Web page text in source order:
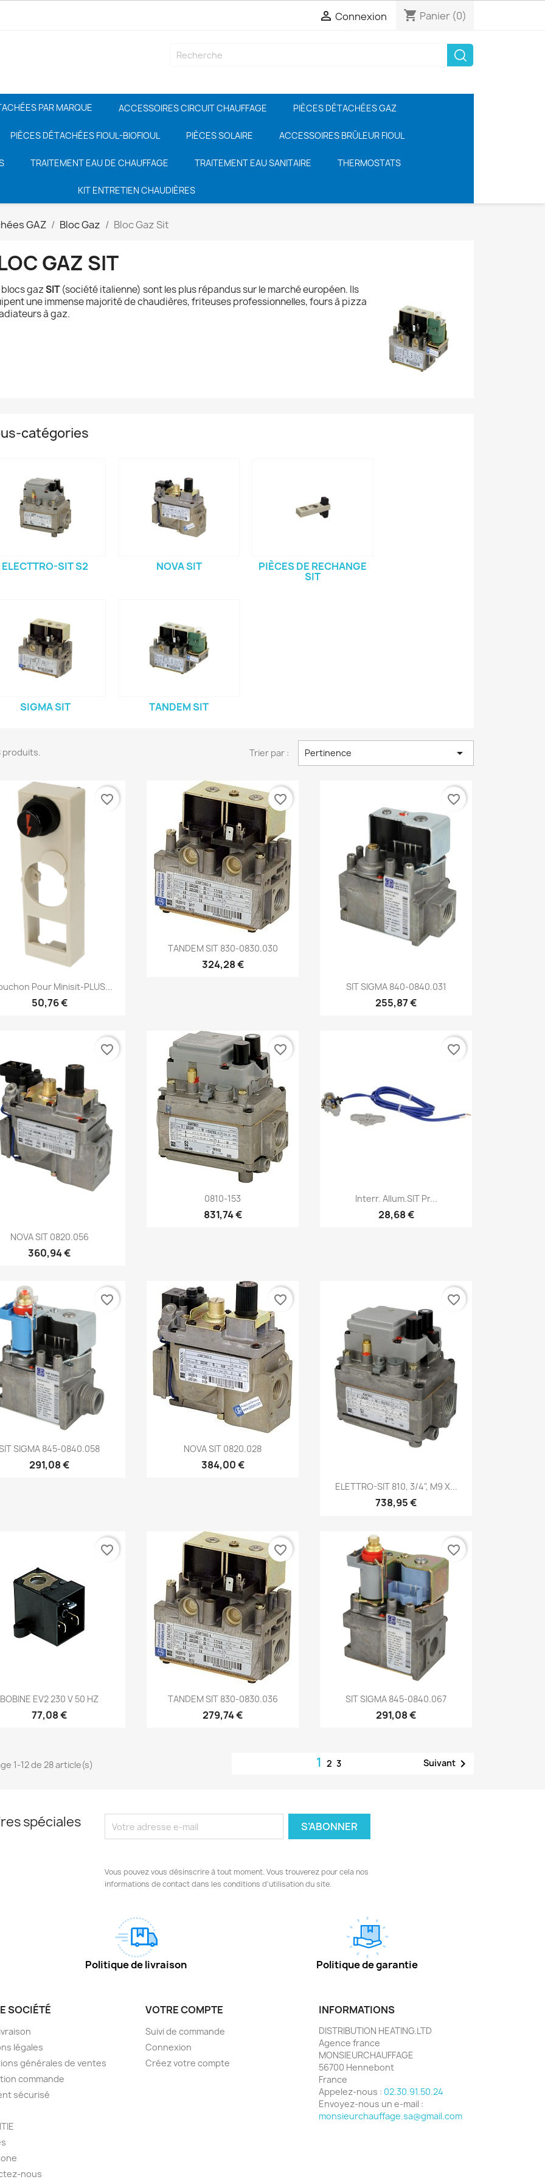
 Connexion shopping_cart Panier (0)
PAR MARQUE ACCESSOIRES CIRCUIT CHAUFFAGE PIÈCES DÉTACHÉES GAZ
PIÈCES DÉTACHÉES FIOUL-BIOFIOUL PIÈCES SOLAIRE ACCESSOIRES BRÛLEUR FIOUL
TRAITEMENT EAU DE CHAUFFAGE TRAITEMENT EAU SANITAIRE THERMOSTATS
KIT ENTRETIEN CHAUDIÈRES
GAZ Bloc Gaz Bloc Gaz Sit
GAZ SIT
blocs gazSIT(société italienne) sont les plus répandus sur le marché européen. Ils
une immense majorité de chaudières, friteuses professionnelles, fours à pizza
à gaz.
catégories
ELECTTRO-SIT S2 NOVA SIT PIÈCES DE RECHANGE
SIT
SIGMA SIT TANDEM SIT
produits. Trier par : Pertinence 
Aperçu rapide
Pour Minisit-PLUS...
50,76 €
favorite_border
Aperçu rapide
TANDEM SIT 830-0830.030
324,28 €
favorite_border
Aperçu rapide
SIT SIGMA 840-0840.031
255,87 €
favorite_border
Aperçu rapide
NOVA SIT 0820.056
360,94 €
favorite_border
Aperçu rapide
0810-153
831,74 €
favorite_border
Aperçu rapide
Interr. Allum.SIT Pr...
28,68 €
favorite_border
Aperçu rapide
SIGMA 845-0840.058
291,08 €
favorite_border
Aperçu rapide
NOVA SIT 0820.028
384,00 €
favorite_border
Aperçu rapide
ELETTRO-SIT 810, 3/4", M9 X...
738,95 €
favorite_border
Aperçu rapide
BOBINE EV2 230 V 50 HZ
77,08 €
favorite_border
Aperçu rapide
TANDEM SIT 830-0830.036
279,74 €
favorite_border
Aperçu rapide
SIT SIGMA 845-0840.067
291,08 €
favorite_border
1-12 de 28 article(s) 123 Suivant
spéciales
Vous pouvez vous désinscrire à tout moment. Vous trouverez pour cela nos
informations de contact dans les conditions d'utilisation du site.
Politique de livraison Politique de garantie
SOCIÉTÉ
légales
générales de ventes
commande
sécurisé
nous
VOTRE COMPTE
Suivi de commande
Connexion
Créez votre compte
INFORMATIONS
DISTRIBUTION HEATING.LTD
Agence france
MONSIEURCHAUFFAGE
56700 Hennebont
France
Appelez-nous : 02.30.91.50.24
Envoyez-nous un e-mail :
monsieurchauffage.sa@gmail.com